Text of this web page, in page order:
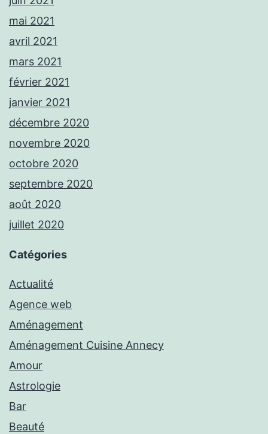
mai 2021
avril 2021
mars 2021
février 2021
janvier 2021
décembre 2020
novembre 2020
octobre 2020
septembre 2020
août 2020
juillet 2020
Catégories
Actualité
Agence web
Aménagement
Aménagement Cuisine Annecy
Amour
Astrologie
Bar
Beauté